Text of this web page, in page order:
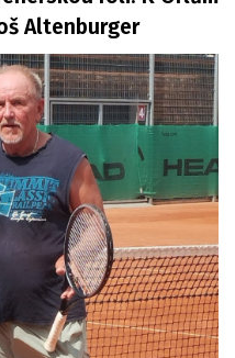
Altenburger